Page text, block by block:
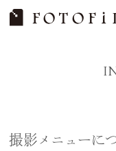
Skip
撮影メニューに